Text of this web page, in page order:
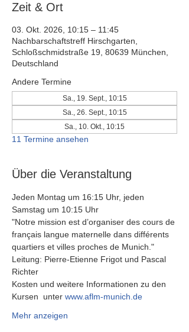
Zeit & Ort
03. Okt. 2026, 10:15 – 11:45
Nachbarschaftstreff Hirschgarten,
Schloßschmidstraße 19, 80639 München,
Deutschland
Andere Termine
Sa., 19. Sept., 10:15
Sa., 26. Sept., 10:15
Sa., 10. Okt., 10:15
11 Termine ansehen
Über die Veranstaltung
Jeden Montag um 16:15 Uhr, jeden
Samstag um 10:15 Uhr
"Notre mission est d’organiser des cours de
français langue maternelle dans différents
quartiers et villes proches de Munich."
Leitung: Pierre-Etienne Frigot und Pascal
Richter
Kosten und weitere Informationen zu den
Kursen  unter www.aflm-munich.de
Mehr anzeigen